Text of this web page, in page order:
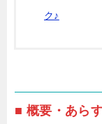
ク♪
■ 概要・あら